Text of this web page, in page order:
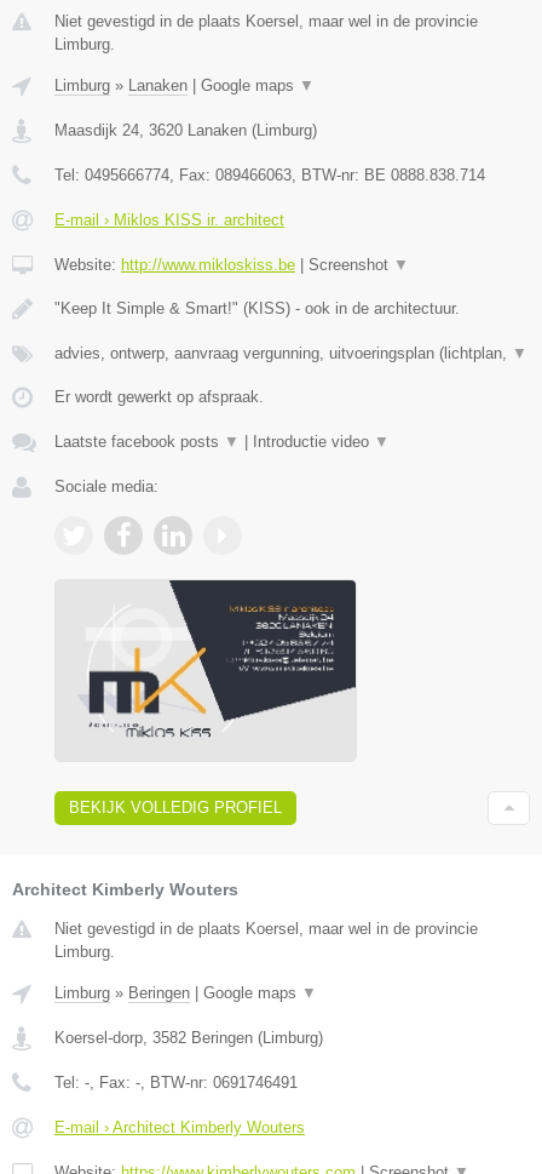
Niet gevestigd in de plaats Koersel, maar wel in de provincie
Limburg.
Limburg » Lanaken Google maps ▼
Maasdijk 24, 3620 Lanaken (Limburg)
Tel: 0495666774, Fax: 089466063, BTW-nr: BE 0888.838.714
E-mail › Miklos KISS ir. architect
Website: http://www.mikloskiss.be Screenshot ▼
"Keep It Simple & Smart!" (KISS) - ook in de architectuur.
advies, ontwerp, aanvraag vergunning, uitvoeringsplan (lichtplan, ▼
Er wordt gewerkt op afspraak.
Laatste facebook posts ▼ Introductie video ▼
Sociale media:
BEKIJK VOLLEDIG PROFIEL
Architect Kimberly Wouters
Niet gevestigd in de plaats Koersel, maar wel in de provincie
Limburg.
Limburg » Beringen Google maps ▼
Koersel-dorp, 3582 Beringen (Limburg)
Tel: -, Fax: -, BTW-nr: 0691746491
E-mail › Architect Kimberly Wouters